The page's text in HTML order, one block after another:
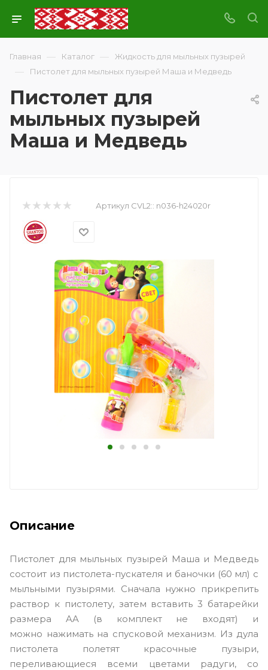
Главная — Каталог — Жидкость для мыльных пузырей
— Пистолет для мыльных пузырей Маша и Медведь
Пистолет для
мыльных пузырей
Маша и Медведь
Артикул CVL2:: n036-h24020r
Описание
Пистолет для мыльных пузырей Маша и Медведь
состоит из пистолета-пускателя и баночки (60 мл) с
мыльными пузырями. Сначала нужно прикрепить
раствор к пистолету, затем вставить3 батарейки
размера AA (в комплект не входят)
и
можно нажимать на спусковой механизм. Из дула
пистолета полетят красочные пузыри,
переливающиеся всеми цветами радуги, со